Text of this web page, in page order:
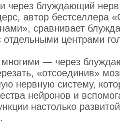
через блуждающий
автор бестселлера
сравнивает
центрами
— через
«отсоединив»
нервную систему,
нейронов и
настолько